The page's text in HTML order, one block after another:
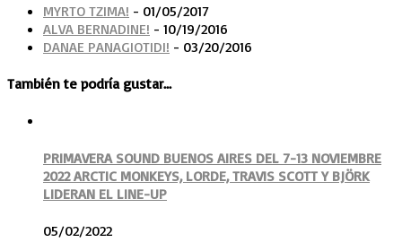
MYRTO TZIMA! - 01/05/2017
ALVA BERNADINE! - 10/19/2016
DANAE PANAGIOTIDI! - 03/20/2016
También te podría gustar...
PRIMAVERA SOUND BUENOS AIRES DEL 7-13 NOVIEMBRE
2022 ARCTIC MONKEYS, LORDE, TRAVIS SCOTT Y BJÖRK
LIDERAN EL LINE-UP
05/02/2022